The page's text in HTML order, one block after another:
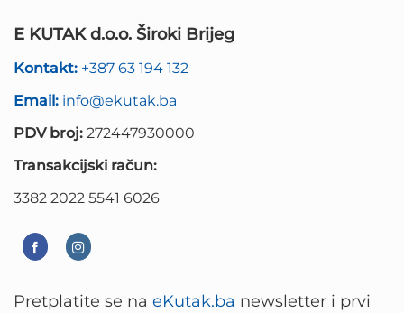
E KUTAK d.o.o. Široki Brijeg
Kontakt: +387 63 194 132
Email: info@ekutak.ba
PDV broj: 272447930000
Transakcijski račun:
3382 2022 5541 6026
Pretplatite se na eKutak.ba newsletter i prvi